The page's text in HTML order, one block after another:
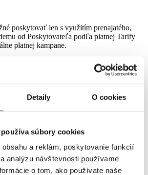
Detaily O cookies
súbory cookies
obsahu a reklám, poskytovanie funkcií
analýzu návštevnosti používame
o tom, ako používate naše
poskytovať len s využitím prenajatého,
od Poskytovateľa podľa platnej Tarify
platnej kampane.
je možné poskytovať len s využitím
modemu GIGA ConnectBox
6 (podľa dostupnosti) od Poskytovateľa
a to v lokalitách špecifikovaných v Tarife
prenajatého resp. zakúpeného modemu
kampane (len s odbornou inštaláciou), a
v Tarife UPC Internet.